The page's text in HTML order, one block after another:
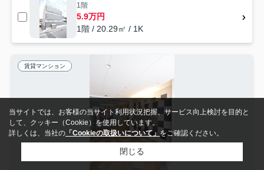
1階
5.9万円
1階 / 20.29㎡ / 1K
賃貸マンション
当サイトでは、お客様の当サイト利用状況把握、サービス向上検討を目的と
して、クッキー（Cookie）を使用しています。
詳しくは、当社の 「Cookieの取扱いについて」 をご確認ください。
閉じる